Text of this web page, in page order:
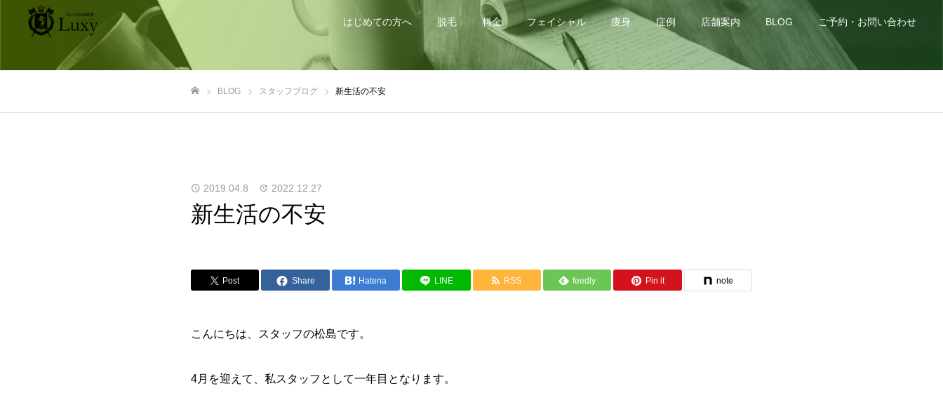
はじめての方へ 脱毛 料金 フェイシャル 痩身 症例 店舗案内 BLOG ご予約・お問い合わせ
BLOG スタッフブログ 新生活の不安
2019.04.8 2022.12.27
新生活の不安
Post Share Hatena LINE RSS feedly Pin it note
こんにちは、スタッフの松島です。
4月を迎えて、私スタッフとして一年目となります。